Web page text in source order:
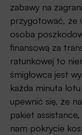
zabawy na
przygotować, że
osoba
finansową za
ratunkowej to
śmigłowca jest
każda minuta
upewnić się, że
pakiet
nam pokrycie